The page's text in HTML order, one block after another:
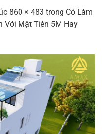
lúc 860 × 483 trong Có Làm
Với Mặt Tiền 5M Hay